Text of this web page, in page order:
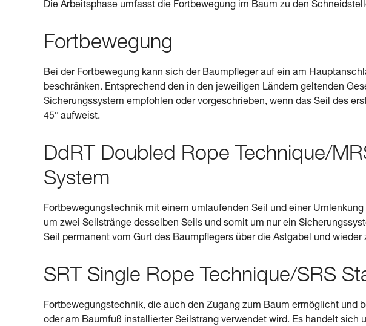
Die Arbeitsphase umfasst die Fortbewegung im Baum zu den
Fortbewegung
Bei der Fortbewegung kann sich der Baumpfleger auf ein am
beschränken. Entsprechend den in den jeweiligen Ländern geltenden
Sicherungssystem empfohlen oder vorgeschrieben, wenn das Seil des
45° aufweist.
DdRT Doubled Rope Technique/
System
Fortbewegungstechnik mit einem umlaufenden Seil und einer
um zwei Seilstränge desselben Seils und somit um nur ein
Seil permanent vom Gurt des Baumpflegers über die Astgabel und wieder
SRT Single Rope Technique/SRS
Fortbewegungstechnik, die auch den Zugang zum Baum ermöglicht und
oder am Baumfuß installierter Seilstrang verwendet wird. Es handelt sich